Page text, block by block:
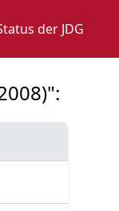
der JDG